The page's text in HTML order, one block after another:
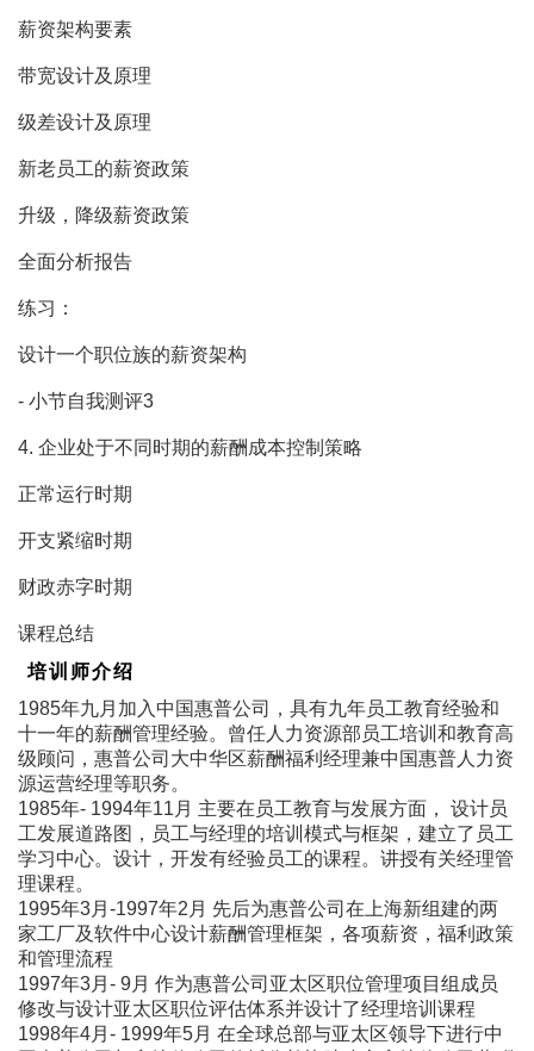
薪资架构要素
带宽设计及原理
级差设计及原理
新老员工的薪资政策
升级，降级薪资政策
全面分析报告
练习：
设计一个职位族的薪资架构
- 小节自我测评3
4. 企业处于不同时期的薪酬成本控制策略
正常运行时期
开支紧缩时期
财政赤字时期
课程总结
培训师介绍
1985年九月加入中国惠普公司，具有九年员工教育经验和
十一年的薪酬管理经验。曾任人力资源部员工培训和教育高
级顾问，惠普公司大中华区薪酬福利经理兼中国惠普人力资
源运营经理等职务。
1985年- 1994年11月 主要在员工教育与发展方面， 设计员
工发展道路图，员工与经理的培训模式与框架，建立了员工
学习中心。设计，开发有经验员工的课程。讲授有关经理管
理课程。
1995年3月-1997年2月 先后为惠普公司在上海新组建的两
家工厂及软件中心设计薪酬管理框架，各项薪资，福利政策
和管理流程
1997年3月- 9月 作为惠普公司亚太区职位管理项目组成员
修改与设计亚太区职位评估体系并设计了经理培训课程
1998年4月- 1999年5月 在全球总部与亚太区领导下进行中